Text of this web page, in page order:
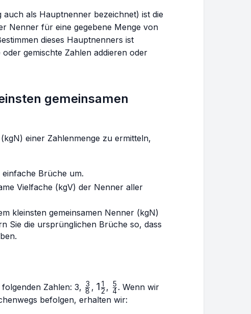
als Hauptnenner bezeichnet) ist die
Nenner für eine gegebene Menge von
dieses Hauptnenners ist
gemischte Zahlen addieren oder
gemeinsamen
einer Zahlenmenge zu ermitteln,
Brüche um.
Vielfache (kgV) der Nenner aller
kleinsten gemeinsamen Nenner (kgN)
Sie die ursprünglichen Brüche so, dass
Zahlen: 3, \frac{3}
{8}
8
3 , 1
\frac{1}
1 2
1 , \frac{5}
{4}
4
5 . Wenn wir
befolgen, erhalten wir: